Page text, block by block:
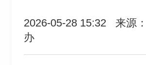
2026-05-28 15:32
来源
办